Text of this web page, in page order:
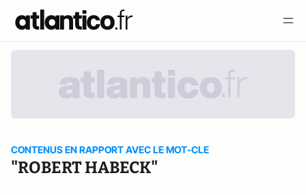
CONTENUS EN RAPPORT AVEC LE MOT-CLE
"ROBERT HABECK"